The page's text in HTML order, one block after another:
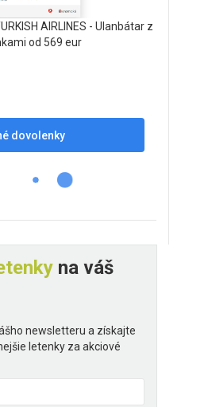
AIRLINES - Ulanbátar z
od 569 eur
dovolenky
na váš
newsletteru a získajte
letenky za akciové